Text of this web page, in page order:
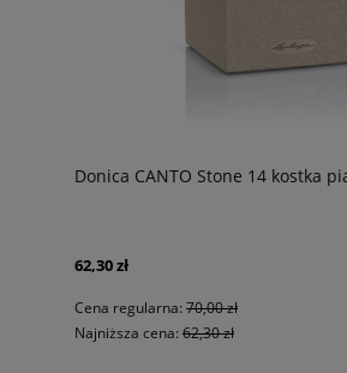
Donica CANTO Stone 14 kostka
62,30 zł
Cena regularna: 70,00 zł
Najniższa cena: 62,30 zł